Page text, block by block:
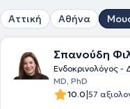
Αττική Αθήνα
Σπανούδη
Ενδοκρινολόγος -
ΜD, PhD
10.0|57